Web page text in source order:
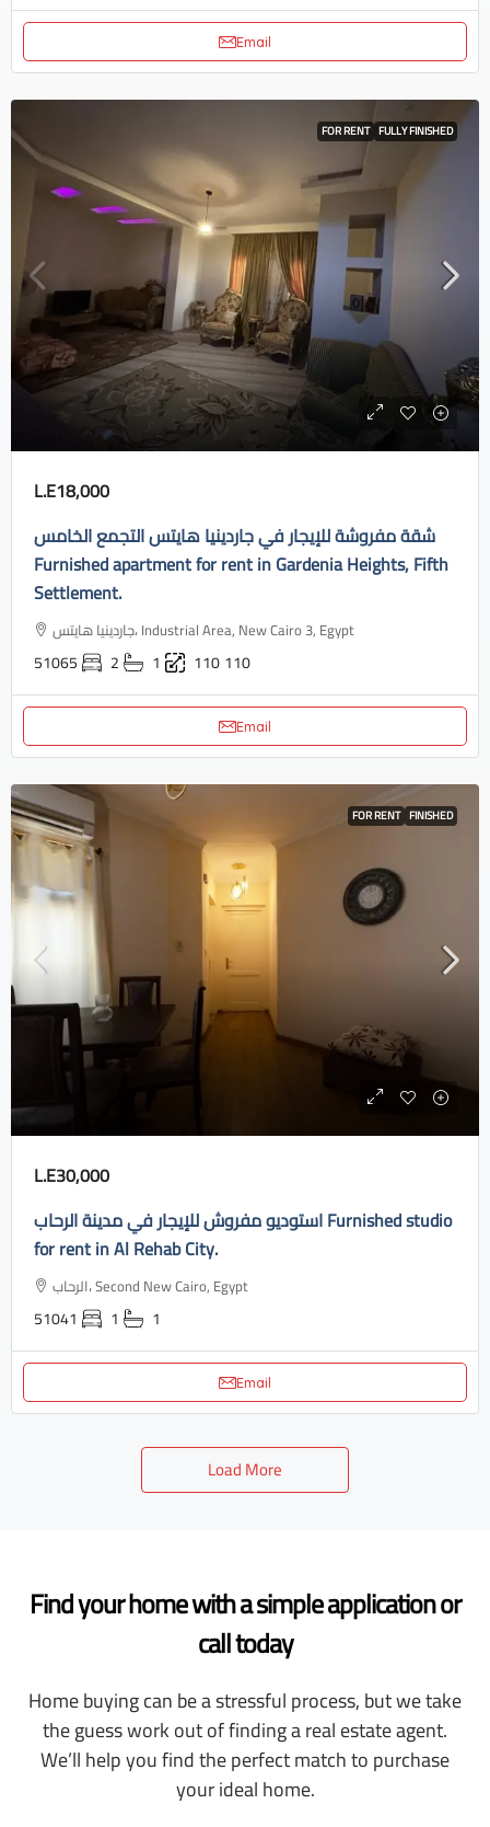
Email
FOR RENT FULLY FINISHED
L.E18,000
شقة مفروشة للإيجار في جاردينيا هايتس التجمع الخامس
Furnished apartment for rent in Gardenia Heights, Fifth
Settlement.
جاردينيا هايتس، Industrial Area, New Cairo 3, Egypt
51065 2 1 110110
Email
FOR RENT FINISHED
L.E30,000
استوديو مفروش للإيجار في مدينة الرحاب Furnished studio
for rent in Al Rehab City.
الرحاب، Second New Cairo, Egypt
51041 1 1
Email
Load More
Find your home with a simple application or
call today
Home buying can be a stressful process, but we take
the guess work out of finding a real estate agent.
We’ll help you find the perfect match to purchase
your ideal home.